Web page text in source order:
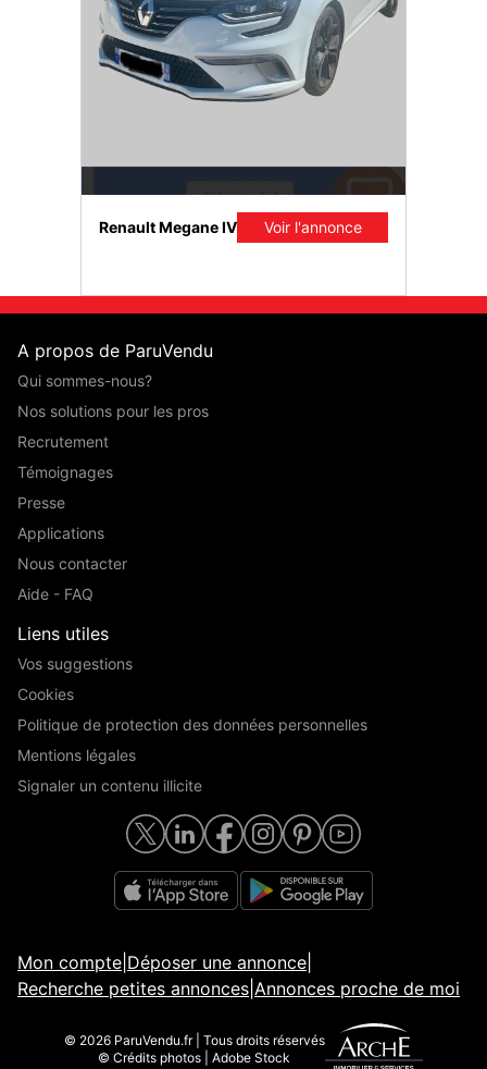
Renault Megane IV Voir l'annonce
A propos de ParuVendu
Qui sommes-nous?
Nos solutions pour les pros
Recrutement
Témoignages
Presse
Applications
Nous contacter
Aide - FAQ
Liens utiles
Vos suggestions
Cookies
Politique de protection des données personnelles
Mentions légales
Signaler un contenu illicite
Mon compte Déposer une annonce
Recherche petites annonces Annonces proche de moi
© 2026 ParuVendu.fr | Tous droits réservés
© Crédits photos | Adobe Stock